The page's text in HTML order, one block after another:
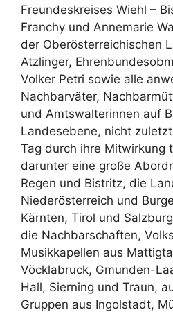
Freundeskreises Wiehl –
Franchy und Annemarie
der Oberösterreichischen
Atzlinger,
Volker Petri sowie alle
Nachbarväter,
und Amtswalterinnen auf
Landesebene, nicht
Tag durch ihre Mitwirkung
darunter eine große
Regen und Bistritz, die
Niederösterreich und
Kärnten, Tirol und
die Nachbarschaften,
Musikkapellen aus
Vöcklabruck, Gmunden-
Hall, Sierning und Traun,
Gruppen aus Ingolstadt,